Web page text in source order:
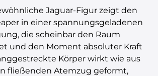
Jaguar-Figur zeigt den
in einer spannungsgeladenen
die scheinbar den Raum
und den Moment absoluter Kraft
Körper wirkt wie aus
fließenden Atemzug geformt,